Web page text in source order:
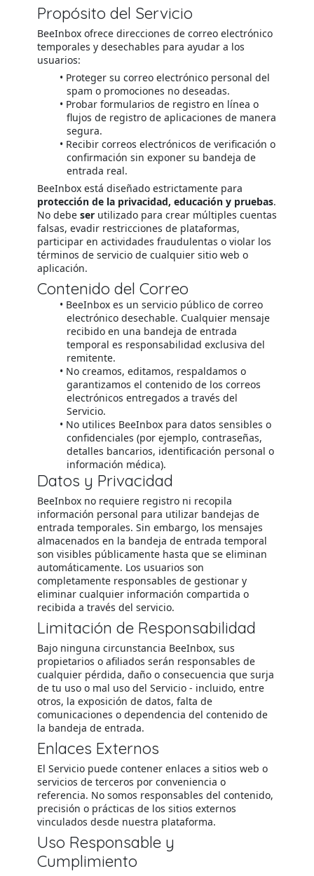
Propósito del Servicio
BeeInbox ofrece direcciones de correo electrónico
temporales y desechables para ayudar a los
usuarios:
Proteger su correo electrónico personal del
spam o promociones no deseadas.
Probar formularios de registro en línea o
flujos de registro de aplicaciones de manera
segura.
Recibir correos electrónicos de verificación o
confirmación sin exponer su bandeja de
entrada real.
BeeInbox está diseñado estrictamente para
protección de la privacidad, educación y pruebas.
No debe serutilizado para crear múltiples cuentas
falsas, evadir restricciones de plataformas,
participar en actividades fraudulentas o violar los
términos de servicio de cualquier sitio web o
aplicación.
Contenido del Correo
BeeInbox es un servicio público de correo
electrónico desechable. Cualquier mensaje
recibido en una bandeja de entrada
temporal es responsabilidad exclusiva del
remitente.
No creamos, editamos, respaldamos o
garantizamos el contenido de los correos
electrónicos entregados a través del
Servicio.
No utilices BeeInbox para datos sensibles o
confidenciales (por ejemplo, contraseñas,
detalles bancarios, identificación personal o
información médica).
Datos y Privacidad
BeeInbox no requiere registro ni recopila
información personal para utilizar bandejas de
entrada temporales. Sin embargo, los mensajes
almacenados en la bandeja de entrada temporal
son visibles públicamente hasta que se eliminan
automáticamente. Los usuarios son
completamente responsables de gestionar y
eliminar cualquier información compartida o
recibida a través del servicio.
Limitación de Responsabilidad
Bajo ninguna circunstancia BeeInbox, sus
propietarios o afiliados serán responsables de
cualquier pérdida, daño o consecuencia que surja
de tu uso o mal uso del Servicio - incluido, entre
otros, la exposición de datos, falta de
comunicaciones o dependencia del contenido de
la bandeja de entrada.
Enlaces Externos
El Servicio puede contener enlaces a sitios web o
servicios de terceros por conveniencia o
referencia. No somos responsables del contenido,
precisión o prácticas de los sitios externos
vinculados desde nuestra plataforma.
Uso Responsable y
Cumplimiento